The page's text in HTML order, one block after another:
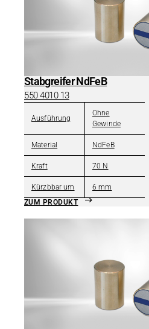
Stabgreifer NdFeB
550 4010 13
Ausführung
Ohne
Gewinde
Material NdFeB
Kraft 70 N
Kürzbbar um
6 mm
ZUM PRODUKT